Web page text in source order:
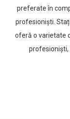
preferate în
profesioniști.
oferă o varietate
profesioniști,